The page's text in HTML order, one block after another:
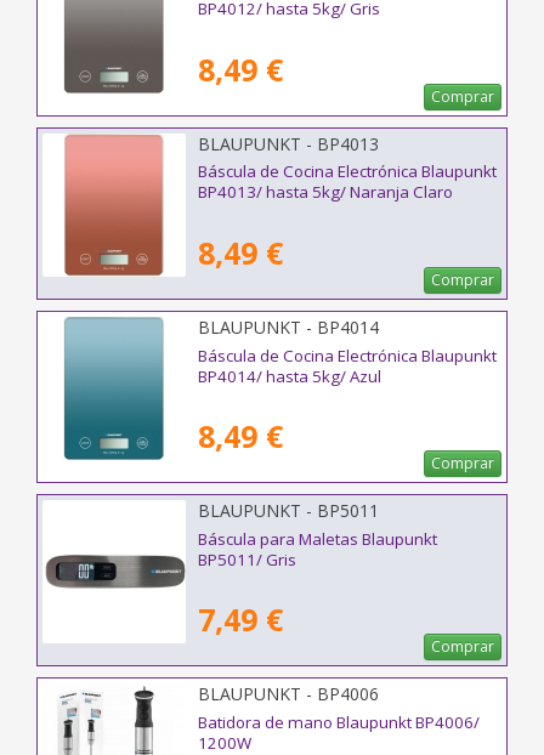
BP4012/ hasta 5kg/ Gris
8,49 €
Comprar
BLAUPUNKT - BP4013
Báscula de Cocina Electrónica Blaupunkt
BP4013/ hasta 5kg/ Naranja Claro
8,49 €
Comprar
BLAUPUNKT - BP4014
Báscula de Cocina Electrónica Blaupunkt
BP4014/ hasta 5kg/ Azul
8,49 €
Comprar
BLAUPUNKT - BP5011
Báscula para Maletas Blaupunkt
BP5011/ Gris
7,49 €
Comprar
BLAUPUNKT - BP4006
Batidora de mano Blaupunkt BP4006/
1200W